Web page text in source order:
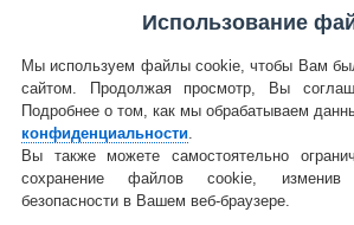
уровень излучения колеблется от дня к
уровни достигаются около полудня в
приходит примерно между 11 и 15 часами
к экватору, тем выше уровень УФ-
Уровень УФ-радиации выше при безоблачном
излучение может быть сильным,
создавая, таким образом, рассеянные
может пропускать до 90% УФ-лучей.
моря.
На больших высотах атмосфера
Использование
Мы используем файлы cookie, чтобы Вам
сайтом. Продолжая просмотр, Вы
Подробнее о том, как мы обрабатываем
конфиденциальности.
Вы также можете самостоятельно
сохранение файлов cookie, изменив
безопасности в Вашем веб-браузере.